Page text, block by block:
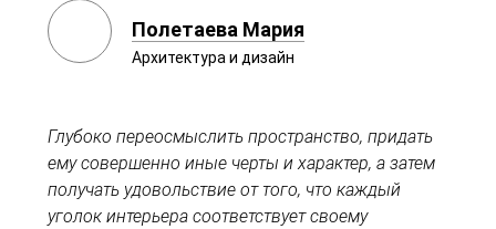
Полетаева Мария
Архитектура и дизайн
Глубоко переосмыслить пространство, придать
ему совершенно иные черты и характер, а затем
получать удовольствие от того, что каждый
уголок интерьера соответствует своему